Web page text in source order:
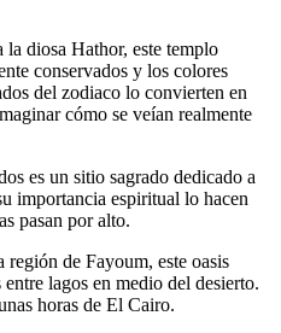
la diosa Hathor, este templo
conservados y los colores
del zodiaco lo convierten en
cómo se veían realmente
es un sitio sagrado dedicado a
importancia espiritual lo hacen
pasan por alto.
región de Fayoum, este oasis
lagos en medio del desierto.
horas de El Cairo.